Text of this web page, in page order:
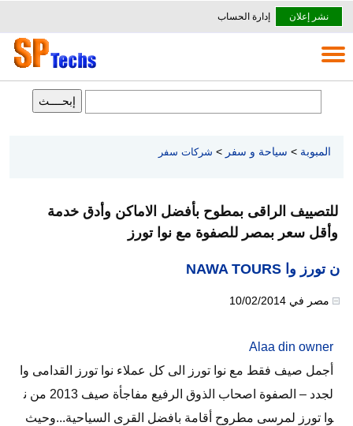
نشر إعلان إدارة الحساب
المبوبة > سياحة و سفر > شركات سفر
للتصييف الراقى بمطوح بأفضل الاماكن وأدق خدمة
وأقل سعر بمصر للصفوة مع نوا تورز
ن تورز وا NAWA TOURS
مصر في 10/02/2014
Alaa din owner
أجمل صيف فقط مع نوا تورز الى كل عملاء نوا تورز القدامى وا
لجدد – الصفوة اصحاب الذوق الرفيع مفاجأة صيف 2013 من ن
وا تورز لمرسى مطروح أقامة بافضل القرى السياحية...وحيث